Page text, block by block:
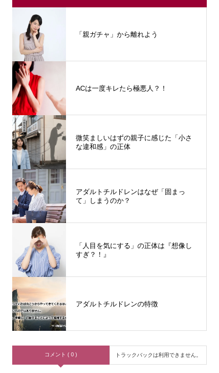
「親ガチャ」から離れよう
ACは一度キレたら極悪人？！
微笑ましいはずの親子に感じた「小さ
な違和感」の正体
アダルトチルドレンはなぜ「固まっ
て」しまうのか？
「人目を気にする」の正体は『想像し
すぎ？！』
アダルトチルドレンの特徴
コメント ( 0 ) トラックバックは利用できません。